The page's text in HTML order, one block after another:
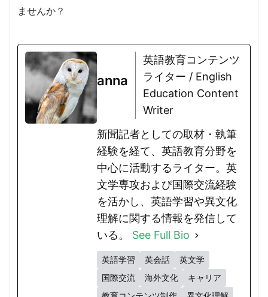
ませんか？
anna
英語教育コンテンツ
ライター / English
Education Content
Writer
新聞記者としての取材・執筆
経験を経て、英語教育分野を
中心に活動するライター。英
文学専攻および国際交流経験
を活かし、英語学習や異文化
理解に関する情報を発信して
いる。 See Full Bio
英語学習 英会話
英文学
国際交流
海外文化
キャリア